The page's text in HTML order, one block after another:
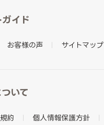
イド
お客様の声 サイトマップ
いて
約 個人情報保護方針